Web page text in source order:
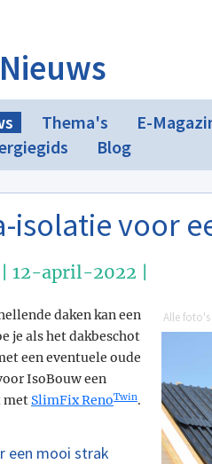
Nieuws
Thema's E-
Blog
isolatie voor
| 12-april-2022 |
Alle foto's
daken kan een
je als het dakbeschot
een eventuele oude
IsoBouw een
met SlimFix RenoTwin.
een mooi strak